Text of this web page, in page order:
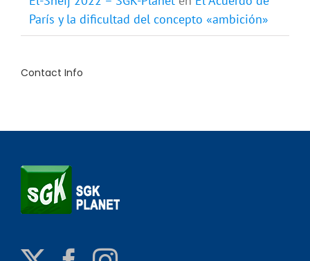
El-Sheij 2022 – SGK-Planet en El Acuerdo de
París y la dificultad del concepto «ambición»